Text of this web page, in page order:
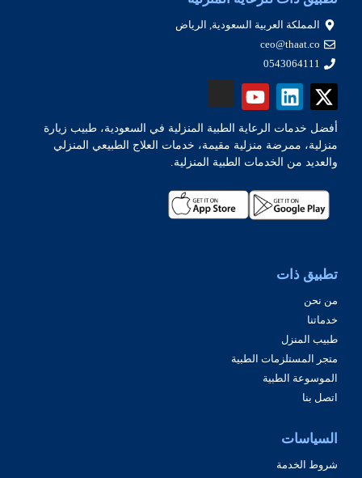
المملكة العربية السعودية, الرياض
ceo@thaat.co
0543064111
أفضل خدمات الرعاية الطبية المنزلية في السعودية، طبيب زيارة
منزلية، ممرضة منزلية مقيمة، خدمات العلاج الطبيعي المنزلي
والعديد من الخدمات الطبية المنزلية.
تطبيق ذات
من نحن
خدماتنا
طبيب المنزل
متجر المستلزمات الطبية
الموسوعة الطبية
اتصل بنا
السياسات
شروط الخدمة